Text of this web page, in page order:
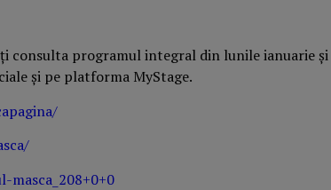
consulta programul integral din lunile ianuarie și
și pe platforma MyStage.
masca_208+0+0